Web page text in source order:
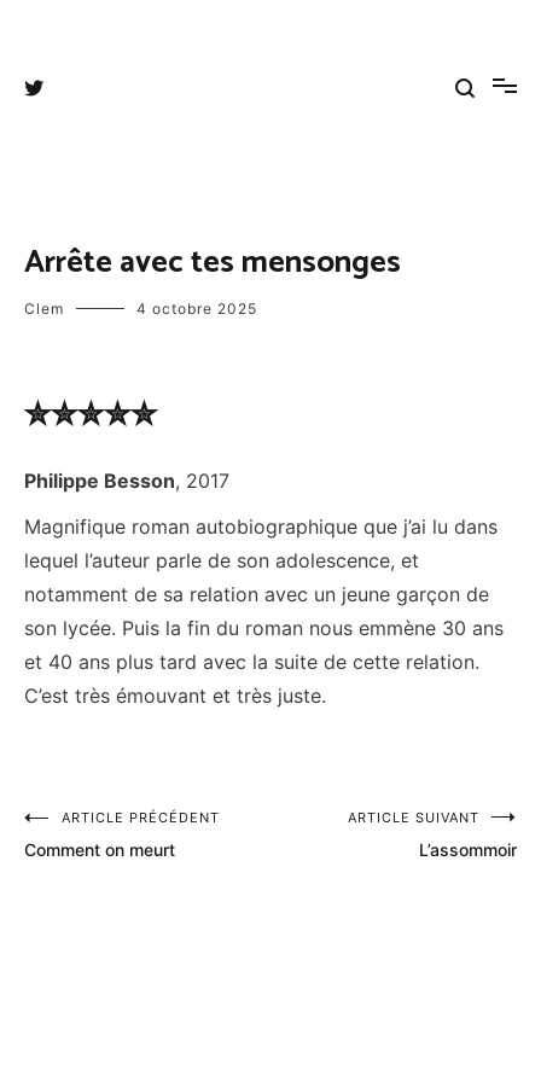
Arrête avec tes mensonges
Clem 4 octobre 2025
✮✮✮✮✮
Philippe Besson, 2017
Magnifique roman autobiographique que j’ai lu dans
lequel l’auteur parle de son adolescence, et
notamment de sa relation avec un jeune garçon de
son lycée. Puis la fin du roman nous emmène 30 ans
et 40 ans plus tard avec la suite de cette relation.
C’est très émouvant et très juste.
Navigation
de
ARTICLE PRÉCÉDENT
Comment on meurt
ARTICLE SUIVANT
L’assommoir